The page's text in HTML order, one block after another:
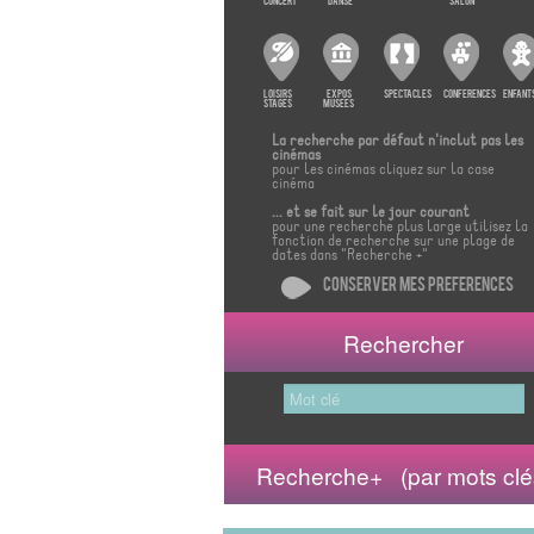
Aujourd'hui Effacer
Close
Concert
Danse
Salon
Loisirs
Stages
Expos
Musees
Spectacles Conferences
La recherche par défaut n'inclut pas les
cinémas
pour les cinémas cliquez sur la case
cinéma
... et se fait sur le jour courant
pour une recherche plus large utilisez la
fonction de recherche sur une plage de
dates dans "Recherche +"
Conserver mes preferences